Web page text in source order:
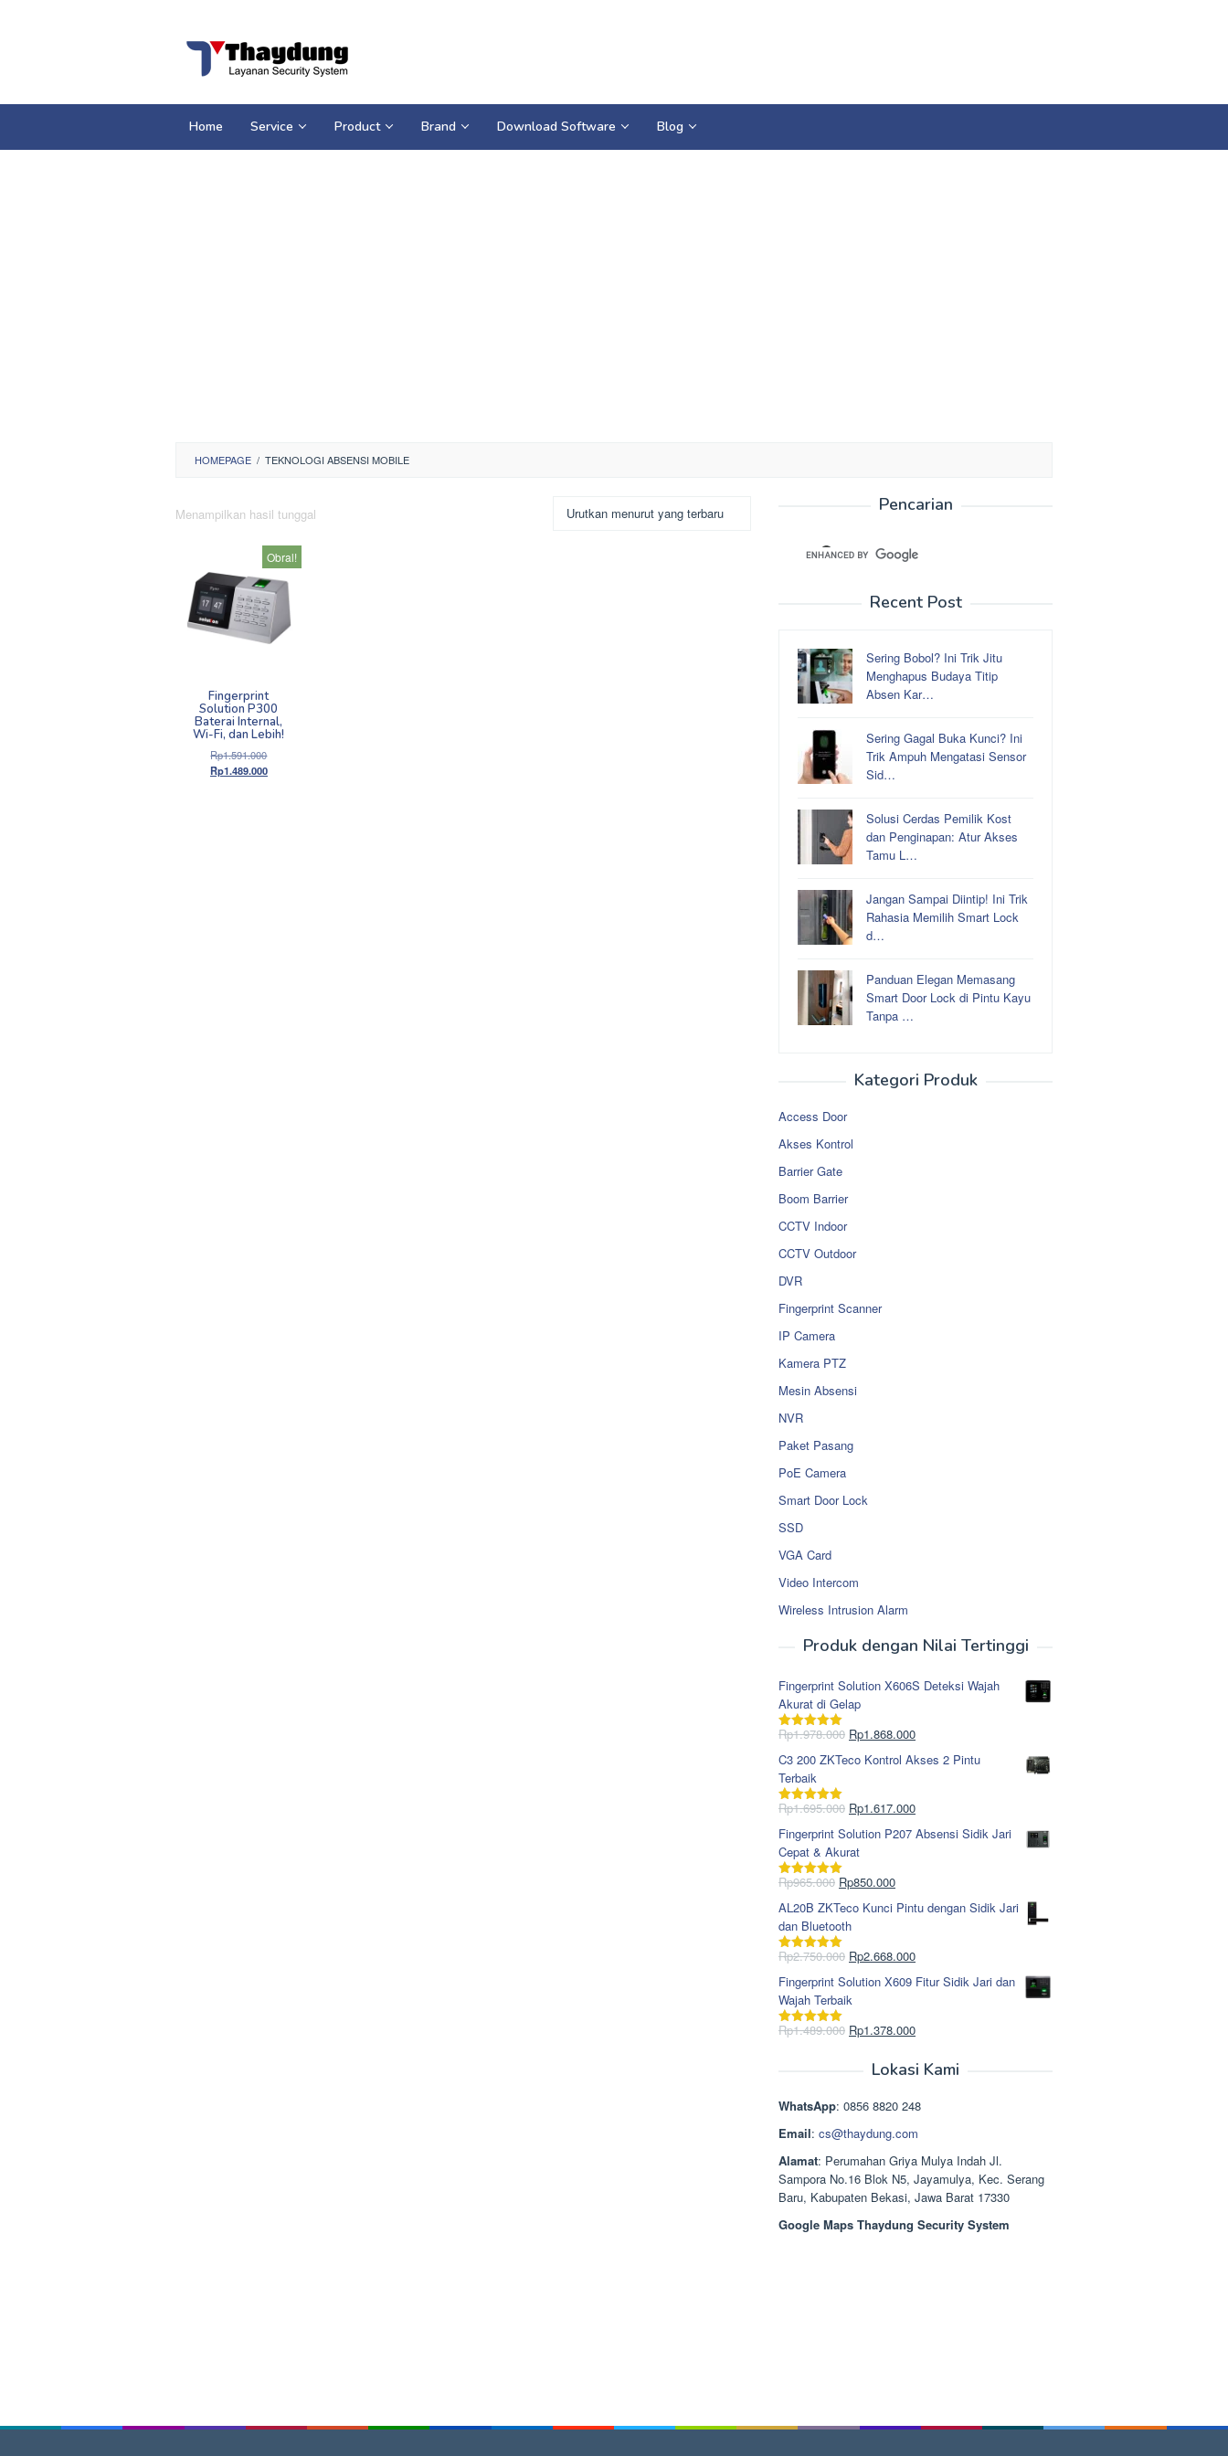
Home Service Product Brand Download Software Blog
HOMEPAGE / TEKNOLOGI ABSENSI MOBILE
Menampilkan hasil tunggal
Obral!
Fingerprint
Solution P300
Baterai Internal,
Wi-Fi, dan Lebih!
Rp1.591.000Harga
aslinya
Rp1.489.000Harga
Pencarian
Recent Post
Sering Bobol? Ini Trik Jitu
Menghapus Budaya Titip
Absen Kar…
Sering Gagal Buka Kunci? Ini
Trik Ampuh Mengatasi Sensor
Sid…
Solusi Cerdas Pemilik Kost
dan Penginapan: Atur Akses
Tamu L…
Jangan Sampai Diintip! Ini Trik
Rahasia Memilih Smart Lock
d…
Panduan Elegan Memasang
Smart Door Lock di Pintu Kayu
Tanpa …
Kategori Produk
Access Door
Akses Kontrol
Barrier Gate
Boom Barrier
CCTV Indoor
CCTV Outdoor
DVR
Fingerprint Scanner
IP Camera
Kamera PTZ
Mesin Absensi
NVR
Paket Pasang
PoE Camera
Smart Door Lock
SSD
VGA Card
Video Intercom
Wireless Intrusion Alarm
Produk dengan Nilai Tertinggi
Fingerprint Solution X606S Deteksi Wajah
Akurat di Gelap
Dinilai5.00
Rp1.978.000 Harga
aslinya
adalah:
Rp1.868.000Harga
saat
ini
Rp1.868.000.
C3 200 ZKTeco Kontrol Akses 2 Pintu
Terbaik
Dinilai5.00
Rp1.695.000 Harga
aslinya
adalah:
Rp1.695.000.
Rp1.617.000Harga
saat
ini
Fingerprint Solution P207 Absensi Sidik Jari
Cepat & Akurat
Dinilai5.00
Rp965.000 Harga
aslinya
adalah:
Rp965.000.
Rp850.000Harga
saat
ini
Rp850.000.
AL20B ZKTeco Kunci Pintu dengan Sidik Jari
dan Bluetooth
Dinilai5.00
Rp2.750.000 Harga
aslinya
adalah:
Rp2.750.000.
Rp2.668.000Harga
saat
ini
Rp2.668.000.
Fingerprint Solution X609 Fitur Sidik Jari dan
Wajah Terbaik
Dinilai5.00
Rp1.489.000 Harga
adalah:
Rp1.378.000Harga
ini
Rp1.378.000.
Lokasi Kami
WhatsApp: 0856 8820 248
Email: cs@thaydung.com
Alamat: Perumahan Griya Mulya Indah Jl.
Sampora No.16 Blok N5, Jayamulya, Kec. Serang
Baru, Kabupaten Bekasi, Jawa Barat 17330
Google Maps Thaydung Security System